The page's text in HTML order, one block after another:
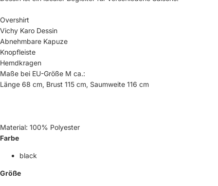
Overshirt
Vichy Karo Dessin
Abnehmbare Kapuze
Knopfleiste
Hemdkragen
Maße bei EU-Größe M ca.:
Länge 68 cm, Brust 115 cm, Saumweite 116 cm
Material: 100% Polyester
Farbe
black
Größe